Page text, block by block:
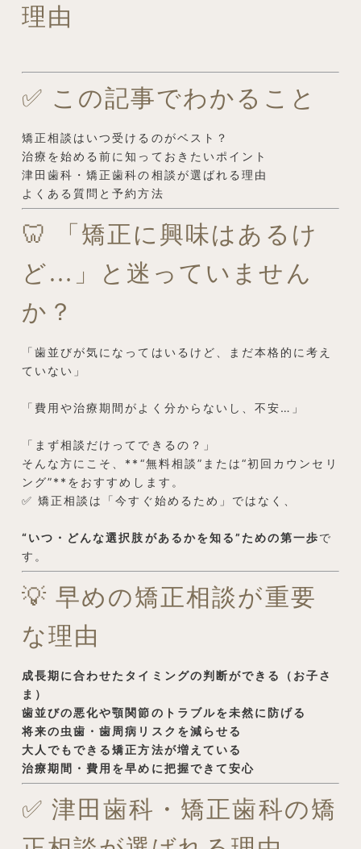
理由
✅ この記事でわかること
矯正相談はいつ受けるのがベスト？
治療を始める前に知っておきたいポイント
津田歯科・矯正歯科の相談が選ばれる理由
よくある質問と予約方法
🦷 「矯正に興味はあるけ
ど…」と迷っていません
か？
「歯並びが気になってはいるけど、まだ本格的に考え
ていない」
「費用や治療期間がよく分からないし、不安…」
「まず相談だけってできるの？」
そんな方にこそ、**“無料相談”または“初回カウンセリ
ング”**をおすすめします。
✅ 矯正相談は「今すぐ始めるため」ではなく、
“いつ・どんな選択肢があるかを知る”ための第一歩で
す。
💡 早めの矯正相談が重要
な理由
成長期に合わせたタイミングの判断ができる（お子さ
ま）
歯並びの悪化や顎関節のトラブルを未然に防げる
将来の虫歯・歯周病リスクを減らせる
大人でもできる矯正方法が増えている
治療期間・費用を早めに把握できて安心
✅ 津田歯科・矯正歯科の矯